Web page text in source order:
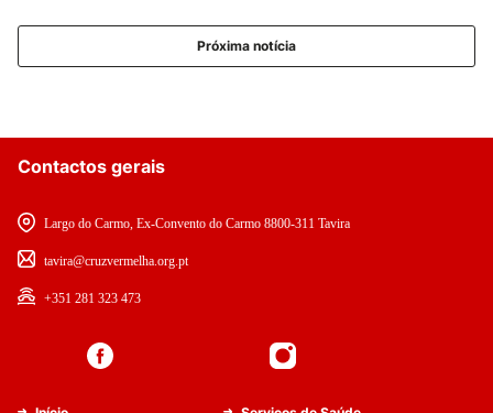
Próxima notícia
Contactos gerais
Largo do Carmo, Ex-Convento do Carmo 8800-311 Tavira
tavira@cruzvermelha.org.pt
+351 281 323 473